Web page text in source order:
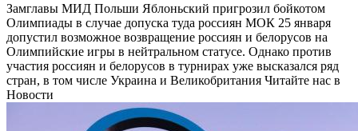
Замглавы МИД Польши Яблоньский пригрозил бойкотом
Олимпиады в случае допуска туда россиян МОК 25 января
допустил возможное возвращение россиян и белорусов на
Олимпийские игры в нейтральном статусе. Однако против
участия россиян и белорусов в турнирах уже высказался ряд
стран, в том числе Украина и Великобритания Читайте нас в
Новости